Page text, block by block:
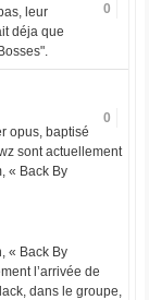
0
leur
déja que
0
opus, baptisé
sont actuellement
« Back By
« Back By
l’arrivée de
dans le groupe,